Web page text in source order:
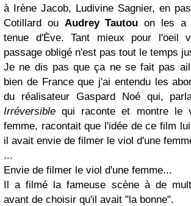
à Irène Jacob, Ludivine Sagnier, en
Cotillard ou Audrey Tautou on les a
tenue d'Ève. Tant mieux pour l'oeil
passage obligé n'est pas tout le temps
Je ne dis pas que ça ne se fait pas
bien de France que j'ai entendu les
du réalisateur Gaspard Noé qui,
Irréversible qui raconte et montre le
femme, racontait que l'idée de ce film
il avait envie de filmer le viol d'une
...
Envie de filmer le viol d'une femme...
Il a filmé la fameuse scène à de
avant de choisir qu'il avait "la bonne".